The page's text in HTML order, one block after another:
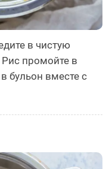
в чистую
промойте в
бульон вместе с